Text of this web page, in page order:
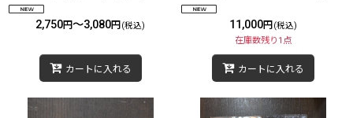
2,750円～3,080円 (税込)
カートに入れる
11,000円 (税込)
在庫数残り1点
カートに入れる